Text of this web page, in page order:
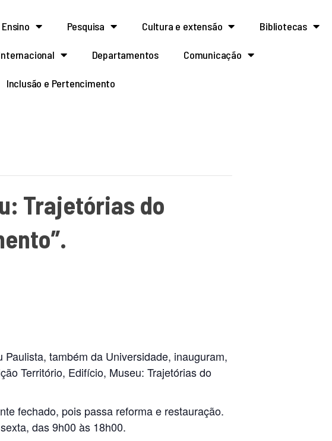
Ensino Pesquisa Cultura e extensão Bibliotecas
Departamentos Comunicação
Inclusão e Pertencimento
Trajetórias do
também da Universidade, inauguram,
Território, Edifício, Museu: Trajetórias do
fechado, pois passa reforma e restauração.
das 9h00 às 18h00.